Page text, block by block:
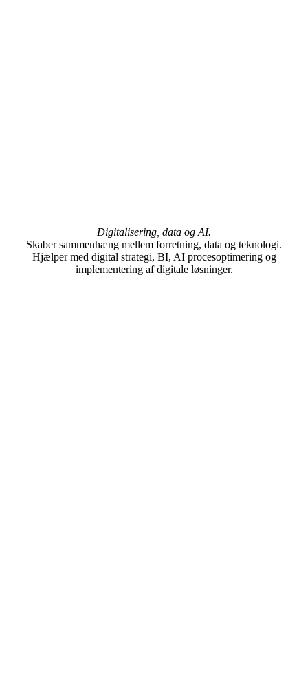
Digitalisering, data og AI.
Skaber sammenhæng mellem forretning, data og teknologi.
Hjælper med digital strategi, BI, AI procesoptimering og
implementering af digitale løsninger.